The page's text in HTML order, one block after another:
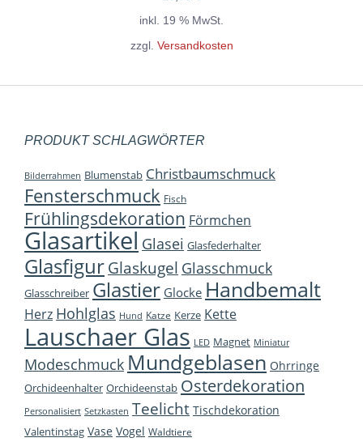
inkl. 19 % MwSt.
zzgl. Versandkosten
PRODUKT SCHLAGWÖRTER
Bilderrahmen Blumenstab Christbaumschmuck
Fensterschmuck Fisch
Frühlingsdekoration Förmchen
Glasartikel Glasei Glasfederhalter
Glasfigur Glaskugel Glasschmuck
Glasschreiber Glastier Glocke Handbemalt
Herz Hohlglas Hund Katze Kerze Kette
Lauschaer Glas LED Magnet Miniatur
Modeschmuck Mundgeblasen Ohrringe
Orchideenhalter Orchideenstab Osterdekoration
Personalisiert Setzkasten Teelicht Tischdekoration
Valentinstag Vase Vogel Waldtiere